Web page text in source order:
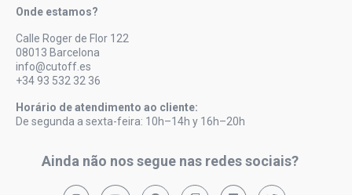
Onde estamos?
Calle Roger de Flor 122
08013 Barcelona
info@cutoff.es
+34 93 532 32 36
Horário de atendimento ao cliente:
De segunda a sexta-feira: 10h–14h y 16h–20h
Ainda não nos segue nas redes sociais?